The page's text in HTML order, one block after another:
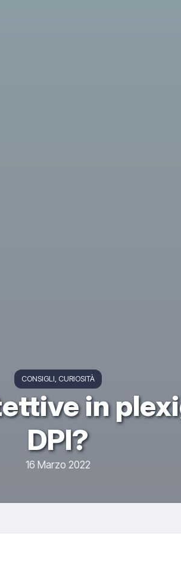
CONSIGLI CURIOSITÀ
in
DPI?
16 Marzo 2022